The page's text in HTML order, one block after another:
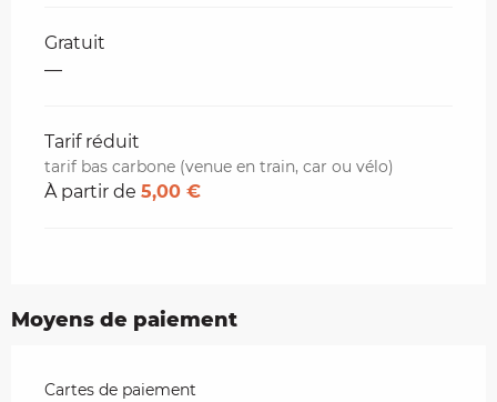
Gratuit
—
Tarif réduit
tarif bas carbone (venue en train, car ou vélo)
À partir de 5,00 €
Moyens de paiement
Cartes de paiement